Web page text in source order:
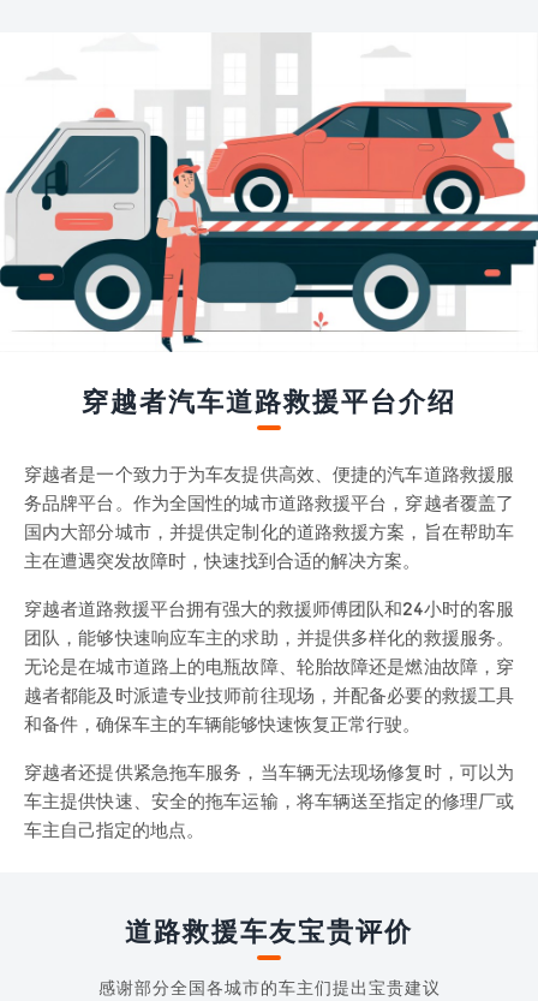
穿越者汽车道路救援平台介绍
穿越者是一个致力于为车友提供高效、便捷的汽车道路救援服
务品牌平台。作为全国性的城市道路救援平台，穿越者覆盖了
国内大部分城市，并提供定制化的道路救援方案，旨在帮助车
主在遭遇突发故障时，快速找到合适的解决方案。
穿越者道路救援平台拥有强大的救援师傅团队和24小时的客服
团队，能够快速响应车主的求助，并提供多样化的救援服务。
无论是在城市道路上的电瓶故障、轮胎故障还是燃油故障，穿
越者都能及时派遣专业技师前往现场，并配备必要的救援工具
和备件，确保车主的车辆能够快速恢复正常行驶。
穿越者还提供紧急拖车服务，当车辆无法现场修复时，可以为
车主提供快速、安全的拖车运输，将车辆送至指定的修理厂或
车主自己指定的地点。
道路救援车友宝贵评价
感谢部分全国各城市的车主们提出宝贵建议